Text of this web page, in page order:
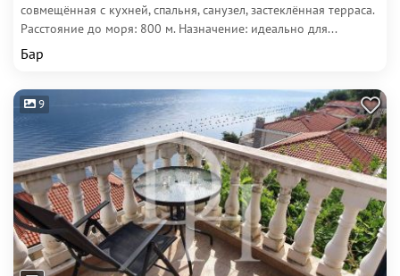
совмещённая с кухней, спальня, санузел, застеклённая терраса.
Расстояние до моря: 800 м. Назначение: идеально для...
Бар
9